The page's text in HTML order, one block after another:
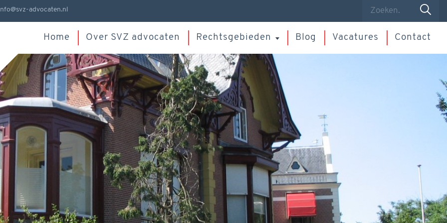
advocaten.nl
Home Over SVZ advocaten Rechtsgebieden Blog Vacatures Contact